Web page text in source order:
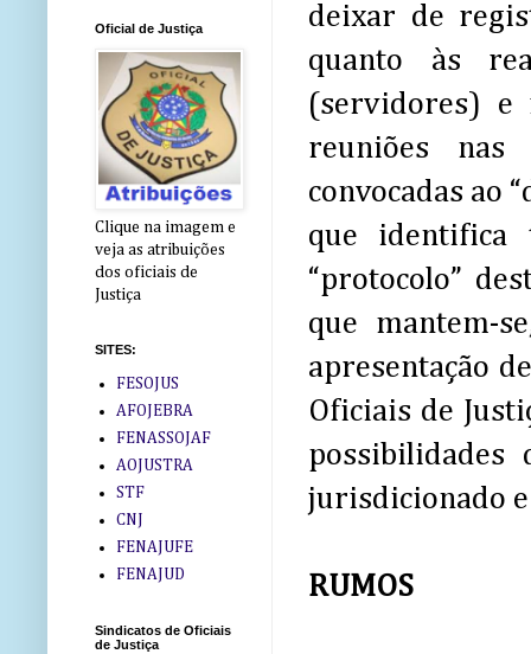
deixar de
quanto às
(servidores) e
reuniões nas
convocadas ao
que identifica
“protocolo”
que mantem-
apresentação
Oficiais de
jurisdicionado
RUMOS
Oficial de Justiça
Clique na imagem e
veja as atribuições
dos oficiais de
Justiça
SITES:
FESOJUS
AFOJEBRA
FENASSOJAF
AOJUSTRA
STF
CNJ
FENAJUFE
FENAJUD
Sindicatos de Oficiais
de Justiça